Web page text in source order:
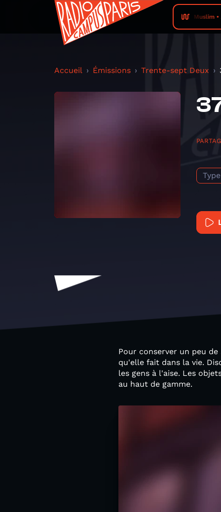
Muslim •
Accueil Émissions Trente-sept Deux
Type
Pour conserver un peu
qu'elle fait dans la vie.
les gens à l'aise. Les
au haut de gamme.